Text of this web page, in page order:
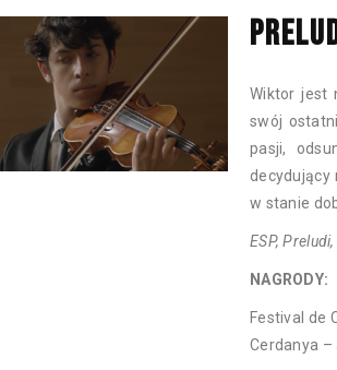
Wiktor jest
swój
pasji,
w stanie
ESP,
NAGRODY:
Festival de
Cerdanya –